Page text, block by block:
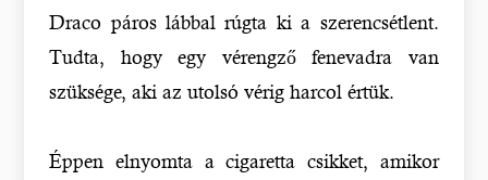
Draco páros lábbal rúgta ki a szerencsétlent.
Tudta, hogy egy vérengző fenevadra van
szüksége, aki az utolsó vérig harcol értük.
Éppen elnyomta a cigaretta csikket, amikor